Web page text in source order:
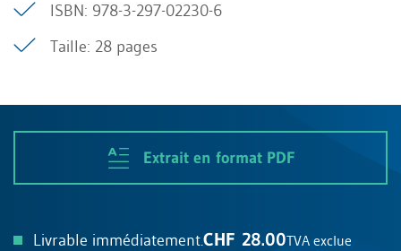
ISBN: 978-3-297-02230-6
Taille: 28 pages
Extrait en format PDF
Livrable immédiatement.CHF 28.00TVA exclue